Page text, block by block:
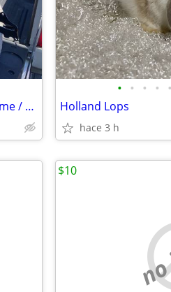
Wanted old big twin Harley flathead frame / Springer fork
• • • • •
Holland Lops
hace 3 h
$10